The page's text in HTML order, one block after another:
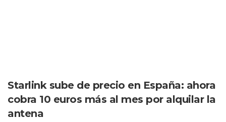
Starlink sube de precio en España: ahora
cobra 10 euros más al mes por alquilar la
antena